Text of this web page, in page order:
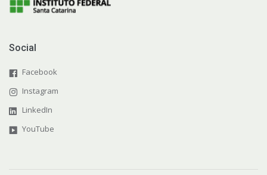
Social
Facebook
Instagram
LinkedIn
YouTube